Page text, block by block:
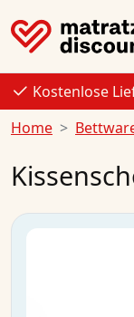
Kostenlose
Home